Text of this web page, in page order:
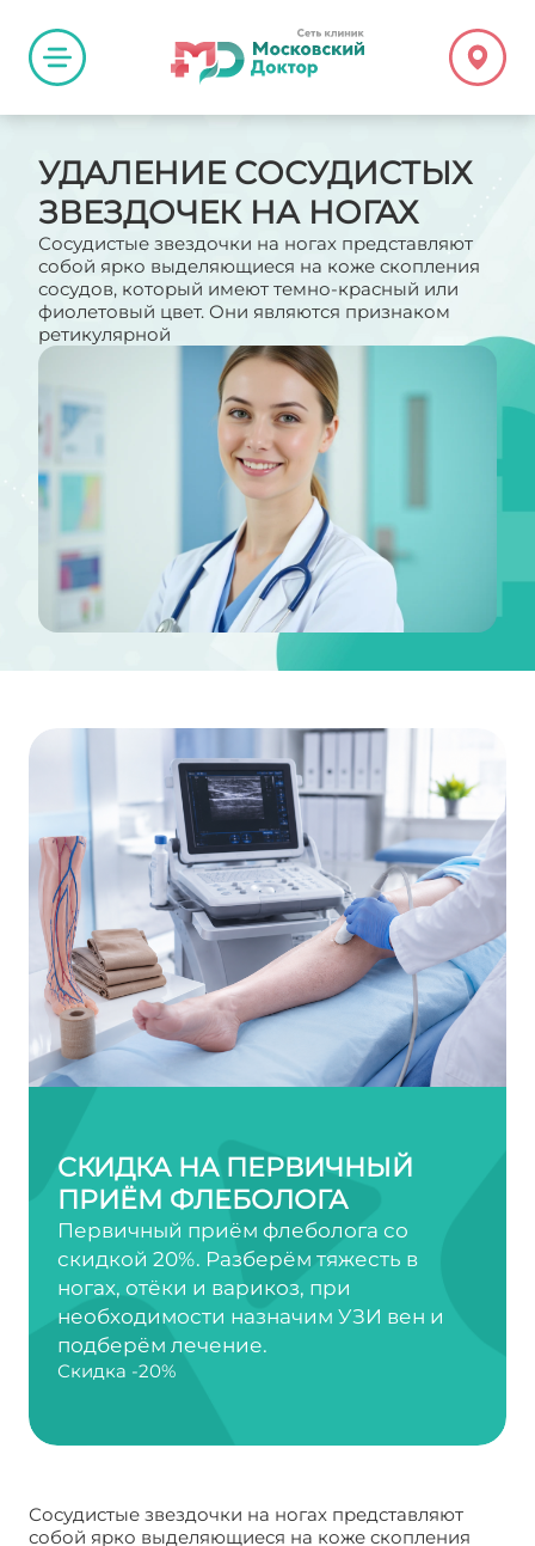
УДАЛЕНИЕ СОСУДИСТЫХ
ЗВЕЗДОЧЕК НА НОГАХ
Сосудистые звездочки на ногах представляют
собой ярко выделяющиеся на коже скопления
сосудов, который имеют темно-красный или
фиолетовый цвет. Они являются признаком
ретикулярной
СКИДКА НА ПЕРВИЧНЫЙ
ПРИЁМ ФЛЕБОЛОГА
Первичный приём флеболога со
скидкой 20%. Разберём тяжесть в
ногах, отёки и варикоз, при
необходимости назначим УЗИ вен и
подберём лечение.
Скидка -20%
Сосудистые звездочки на ногах представляют
собой ярко выделяющиеся на коже скопления